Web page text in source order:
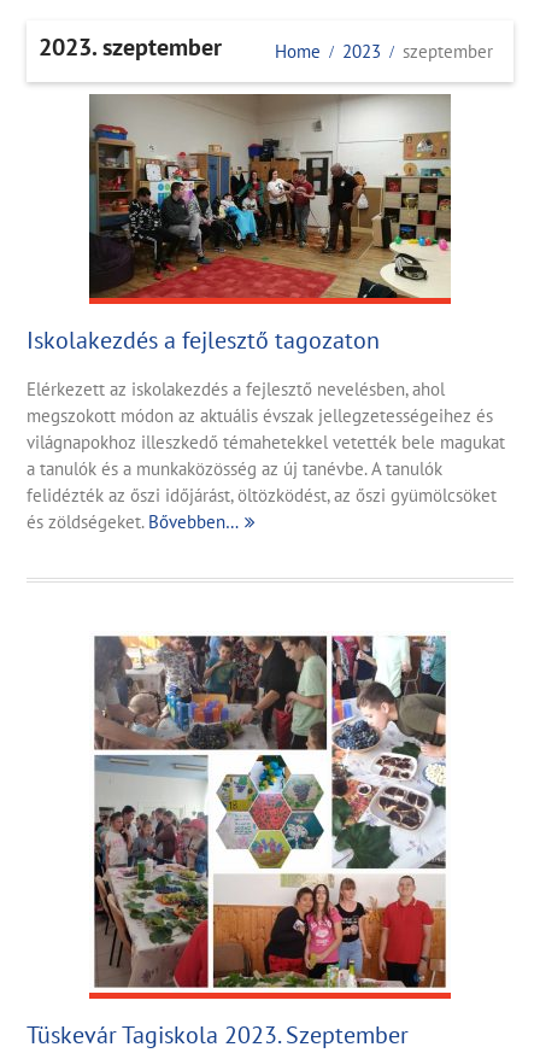
2023. szeptember Home 2023 szeptember
Iskolakezdés a fejlesztő tagozaton
Elérkezett az iskolakezdés a fejlesztő nevelésben, ahol
megszokott módon az aktuális évszak jellegzetességeihez és
világnapokhoz illeszkedő témahetekkel vetették bele magukat
a tanulók és a munkaközösség az új tanévbe. A tanulók
felidézték az őszi időjárást, öltözködést, az őszi gyümölcsöket
és zöldségeket. Bővebben…
Tüskevár Tagiskola 2023. Szeptember